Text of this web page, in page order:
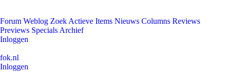
Forum Weblog Zoek Actieve Items Nieuws Columns Reviews
Previews Specials Archief
Inloggen
fok.nl
Inloggen